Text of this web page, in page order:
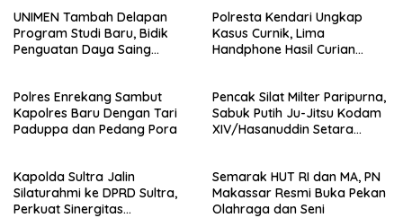
UNIMEN Tambah Delapan
Program Studi Baru, Bidik
Penguatan Daya Saing
Polresta Kendari Ungkap
Kasus Curnik, Lima
Handphone Hasil Curian
Polres Enrekang Sambut
Kapolres Baru Dengan Tari
Paduppa dan Pedang Pora
Pencak Silat Milter Paripurna,
Sabuk Putih Ju-Jitsu Kodam
XIV/Hasanuddin Setara
Kapolda Sultra Jalin
Silaturahmi ke DPRD Sultra,
Perkuat Sinergitas
Semarak HUT RI dan MA, PN
Makassar Resmi Buka Pekan
Olahraga dan Seni